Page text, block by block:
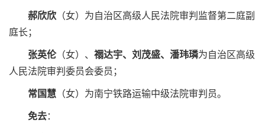
郝欣欣 （女）为自治区高级人民法院审判监督第二庭副
庭长；
张英伦（女）、 禤达宇、刘茂盛、潘玮璘为自治区高级
人民法院审判委员会委员；
常国慧 （女）为南宁铁路运输中级法院审判员。
免去：